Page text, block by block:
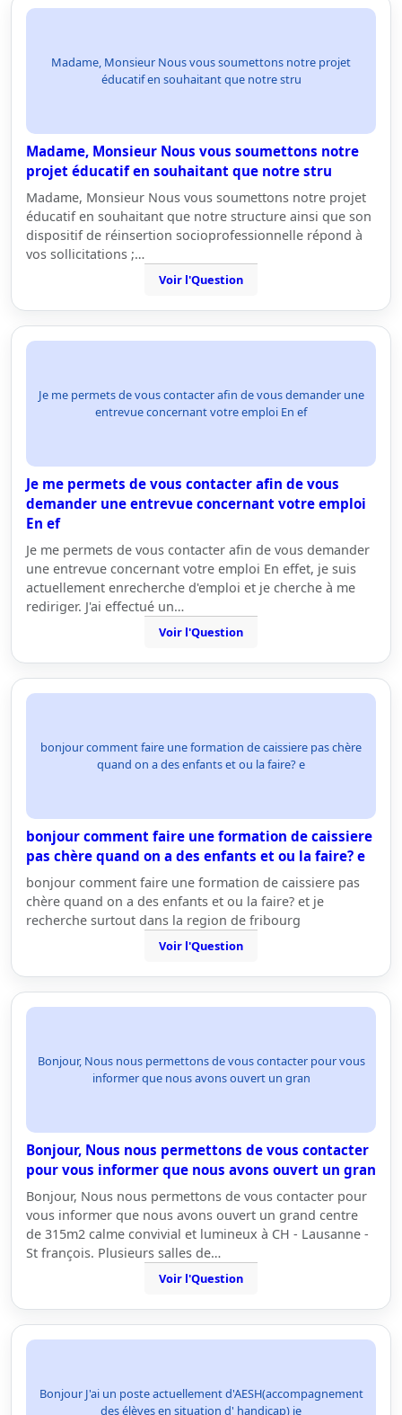
Madame, Monsieur Nous vous soumettons notre projet
éducatif en souhaitant que notre stru
Madame, Monsieur Nous vous soumettons notre
projet éducatif en souhaitant que notre stru
Madame, Monsieur Nous vous soumettons notre projet
éducatif en souhaitant que notre structure ainsi que son
dispositif de réinsertion socioprofessionnelle répond à
vos sollicitations ;…
Voir l'Question
Je me permets de vous contacter afin de vous demander une
entrevue concernant votre emploi En ef
Je me permets de vous contacter afin de vous
demander une entrevue concernant votre emploi
En ef
Je me permets de vous contacter afin de vous demander
une entrevue concernant votre emploi En effet, je suis
actuellement enrecherche d'emploi et je cherche à me
rediriger. J'ai effectué un…
Voir l'Question
bonjour comment faire une formation de caissiere pas chère
quand on a des enfants et ou la faire? e
bonjour comment faire une formation de caissiere
pas chère quand on a des enfants et ou la faire? e
bonjour comment faire une formation de caissiere pas
chère quand on a des enfants et ou la faire? et je
recherche surtout dans la region de fribourg
Voir l'Question
Bonjour, Nous nous permettons de vous contacter pour vous
informer que nous avons ouvert un gran
Bonjour, Nous nous permettons de vous contacter
pour vous informer que nous avons ouvert un gran
Bonjour, Nous nous permettons de vous contacter pour
vous informer que nous avons ouvert un grand centre
de 315m2 calme convivial et lumineux à CH - Lausanne -
St françois. Plusieurs salles de…
Voir l'Question
Bonjour J'ai un poste actuellement d'AESH(accompagnement
des élèves en situation d' handicap) je